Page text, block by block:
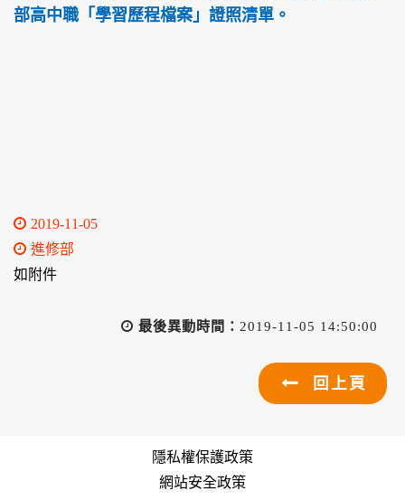
部高中職「學習歷程檔案」證照清單。
2019-11-05
進修部
如附件
最後異動時間： 2019-11-05 14:50:00
回上頁
隱私權保護政策
網站安全政策